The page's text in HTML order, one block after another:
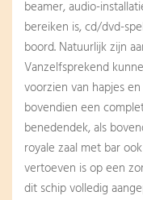
beamer, audio-
bereiken is, cd/dvd-
boord. Natuurlijk zijn
Vanzelfsprekend
voorzien van hapjes
bovendien een
benedendek, als
royale zaal met bar
vertoeven is op een
dit schip volledig